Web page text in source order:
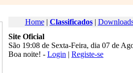
Home| Classificados|
Site Oficial
São 19:08 de Sexta-Feira, dia 07 de
Boa noite! - Login | Registe-se